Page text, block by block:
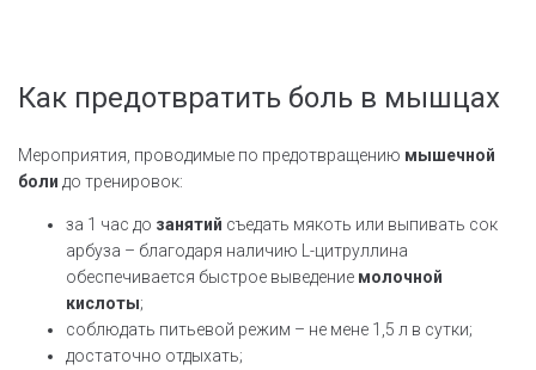
Как предотвратить боль в мышцах
Мероприятия, проводимые по предотвращению мышечной
боли до тренировок:
за 1 час до занятий съедать мякоть или выпивать сок
арбуза – благодаря наличию L-цитруллина
обеспечивается быстрое выведение молочной
кислоты;
соблюдать питьевой режим – не мене 1,5 л в сутки;
достаточно отдыхать;